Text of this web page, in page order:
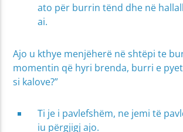
ato për burrin tënd dhe në
ai.
Ajo u kthye menjëherë në shtëpi te
momentin që hyri brenda, burri e
si kalove?”
Ti je i pavlefshëm, ne jemi të
iu përgjigj ajo.